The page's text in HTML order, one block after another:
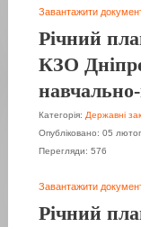
Завантажити
Річний
КЗО
Категорія: Державні
Опубліковано: 05
Перегляди: 576
Завантажити
Річний